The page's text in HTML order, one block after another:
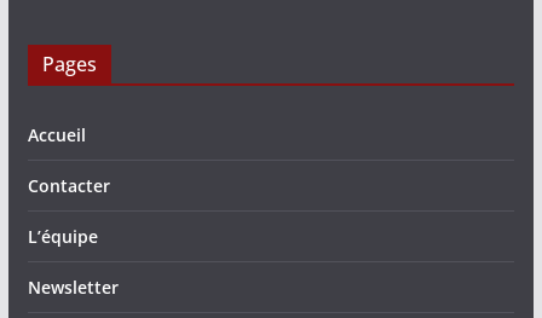
Pages
Accueil
Contacter
L’équipe
Newsletter